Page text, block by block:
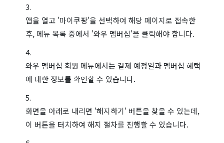
앱을 열고 '마이쿠팡'을 선택하여 해당 페이지로 접속한
후, 메뉴 목록 중에서 '와우 멤버십'을 클릭해야 합니다.
와우 멤버십 회원 메뉴에서는 결제 예정일과 멤버십 혜택
에 대한 정보를 확인할 수 있습니다.
화면을 아래로 내리면 '해지하기' 버튼을 찾을 수 있는데,
이 버튼을 터치하여 해지 절차를 진행할 수 있습니다.